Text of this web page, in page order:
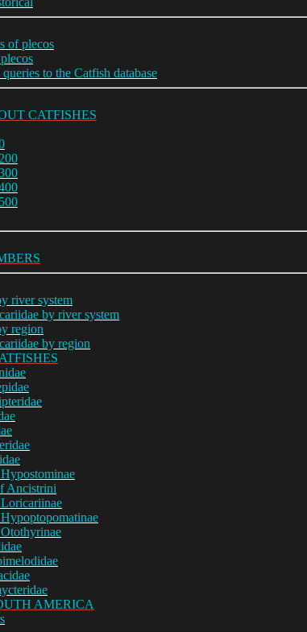
of plecos
to the Catfish database
CATFISHES
river system
by river system
region
by region
Ancistrini
AMERICA